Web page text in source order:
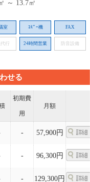
～ 13.7㎡
室 ｺﾋﾟｰ機 FAX
行 24時間営業 防音設備
せる
初期費
用
月額
- 57,900円
- 96,300円
- 129,300円